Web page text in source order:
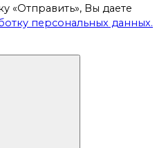
«Отправить», Вы даете
персональных данных.